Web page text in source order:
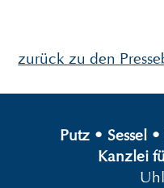
zurück zu den
Putz • Sessel •
Kanzlei